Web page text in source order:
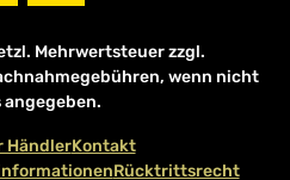
Mehrwertsteuer zzgl.
wenn nicht
angegeben.
HändlerKontakt
Rücktrittsrecht